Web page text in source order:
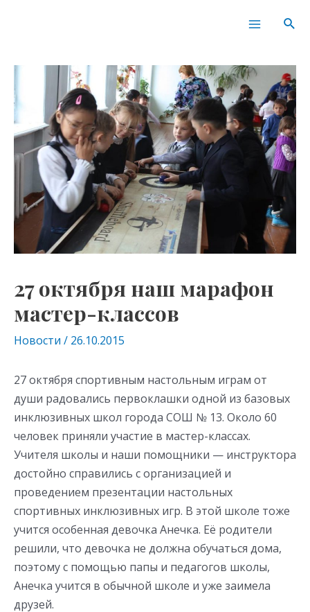
Main
27 октября наш марафон
мастер-классов
Новости / 26.10.2015
27 октября спортивным настольным играм от
души радовались первоклашки одной из базовых
инклюзивных школ города СОШ № 13. Около 60
человек приняли участие в мастер-классах.
Учителя школы и наши помощники — инструктора
достойно справились с организацией и
проведением презентации настольных
спортивных инклюзивных игр. В этой школе тоже
учится особенная девочка Анечка. Её родители
решили, что девочка не должна обучаться дома,
поэтому с помощью папы и педагогов школы,
Анечка учится в обычной школе и уже заимела
друзей.